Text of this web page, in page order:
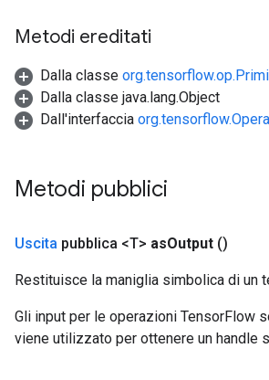
Metodi ereditati
Dalla classe
Dalla classe java.lang.Object
Dall'interfaccia
Metodi pubblici
Uscita pubblica <T> asOutput ()
Restituisce la maniglia simbolica di un
Gli input per le operazioni TensorFlow
viene utilizzato per ottenere un handle